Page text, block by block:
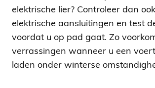
elektrische lier? Controleer dan
elektrische aansluitingen en test
voordat u op pad gaat. Zo
verrassingen wanneer u een
laden onder winterse